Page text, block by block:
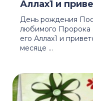
День рождения
любимого Пророка
его Аллах1 и
месяце ...
Аллах1 и